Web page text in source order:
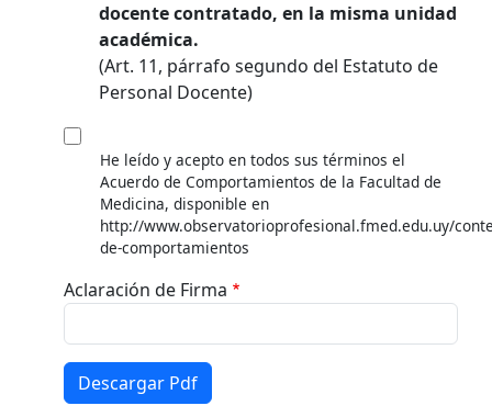
docente contratado, en la misma unidad
académica.
(Art. 11, párrafo segundo del Estatuto de
Personal Docente)
He leído y acepto en todos sus términos el
Acuerdo de Comportamientos de la Facultad de
Medicina, disponible en
http://www.observatorioprofesional.fmed.edu.uy/
de-comportamientos
Aclaración de Firma